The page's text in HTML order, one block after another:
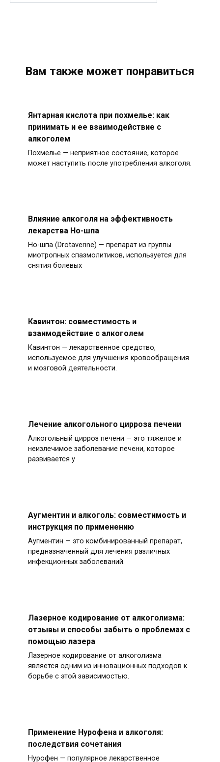
Вам также может понравиться
Янтарная кислота при похмелье: как
принимать и ее взаимодействие с
алкоголем
Похмелье — неприятное состояние, которое
может наступить после употребления алкоголя.
Влияние алкоголя на эффективность
лекарства Но-шпа
Но-шпа (Drotaverine) — препарат из группы
миотропных спазмолитиков, используется для
снятия болевых
Кавинтон: совместимость и
взаимодействие с алкоголем
Кавинтон — лекарственное средство,
используемое для улучшения кровообращения
и мозговой деятельности.
Лечение алкогольного цирроза печени
Алкогольный цирроз печени — это тяжелое и
неизлечимое заболевание печени, которое
развивается у
Аугментин и алкоголь: совместимость и
инструкция по применению
Аугментин — это комбинированный препарат,
предназначенный для лечения различных
инфекционных заболеваний.
Лазерное кодирование от алкоголизма:
отзывы и способы забыть о проблемах с
помощью лазера
Лазерное кодирование от алкоголизма
является одним из инновационных подходов к
борьбе с этой зависимостью.
Применение Нурофена и алкоголя:
последствия сочетания
Нурофен — популярное лекарственное